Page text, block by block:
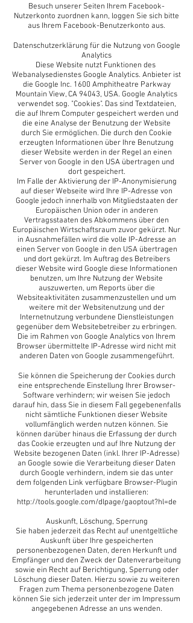
Besuch unserer Seiten Ihrem Facebook-
Nutzerkonto zuordnen kann, loggen Sie sich bitte
aus Ihrem Facebook-Benutzerkonto aus.
Datenschutzerklärung für die Nutzung von Google
Analytics
Diese Website nutzt Funktionen des
Webanalysedienstes Google Analytics. Anbieter ist
die Google Inc. 1600 Amphitheatre Parkway
Mountain View, CA 94043, USA. Google Analytics
verwendet sog. "Cookies". Das sind Textdateien,
die auf Ihrem Computer gespeichert werden und
die eine Analyse der Benutzung der Website
durch Sie ermöglichen. Die durch den Cookie
erzeugten Informationen über Ihre Benutzung
dieser Website werden in der Regel an einen
Server von Google in den USA übertragen und
dort gespeichert.
Im Falle der Aktivierung der IP-Anonymisierung
auf dieser Webseite wird Ihre IP-Adresse von
Google jedoch innerhalb von Mitgliedstaaten der
Europäischen Union oder in anderen
Vertragsstaaten des Abkommens über den
Europäischen Wirtschaftsraum zuvor gekürzt. Nur
in Ausnahmefällen wird die volle IP-Adresse an
einen Server von Google in den USA übertragen
und dort gekürzt. Im Auftrag des Betreibers
dieser Website wird Google diese Informationen
benutzen, um Ihre Nutzung der Website
auszuwerten, um Reports über die
Websiteaktivitäten zusammenzustellen und um
weitere mit der Websitenutzung und der
Internetnutzung verbundene Dienstleistungen
gegenüber dem Websitebetreiber zu erbringen.
Die im Rahmen von Google Analytics von Ihrem
Browser übermittelte IP-Adresse wird nicht mit
anderen Daten von Google zusammengeführt.
Sie können die Speicherung der Cookies durch
eine entsprechende Einstellung Ihrer Browser-
Software verhindern; wir weisen Sie jedoch
darauf hin, dass Sie in diesem Fall gegebenenfalls
nicht sämtliche Funktionen dieser Website
vollumfänglich werden nutzen können. Sie
können darüber hinaus die Erfassung der durch
das Cookie erzeugten und auf Ihre Nutzung der
Website bezogenen Daten (inkl. Ihrer IP-Adresse)
an Google sowie die Verarbeitung dieser Daten
durch Google verhindern, indem sie das unter
dem folgenden Link verfügbare Browser-Plugin
herunterladen und installieren:
http://tools.google.com/dlpage/gaoptout?hl=de
Auskunft, Löschung, Sperrung
Sie haben jederzeit das Recht auf unentgeltliche
Auskunft über Ihre gespeicherten
personenbezogenen Daten, deren Herkunft und
Empfänger und den Zweck der Datenverarbeitung
sowie ein Recht auf Berichtigung, Sperrung oder
Löschung dieser Daten. Hierzu sowie zu weiteren
Fragen zum Thema personenbezogene Daten
können Sie sich jederzeit unter der im Impressum
angegebenen Adresse an uns wenden.